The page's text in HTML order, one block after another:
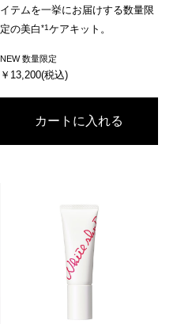
イテムを一挙にお届けする数量限
定の美白*1ケアキット。
NEW 数量限定
￥13,200(税込)
カートに入れる